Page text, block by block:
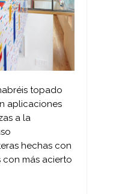
topado
aplicaciones
a la
hechas con
con más acierto